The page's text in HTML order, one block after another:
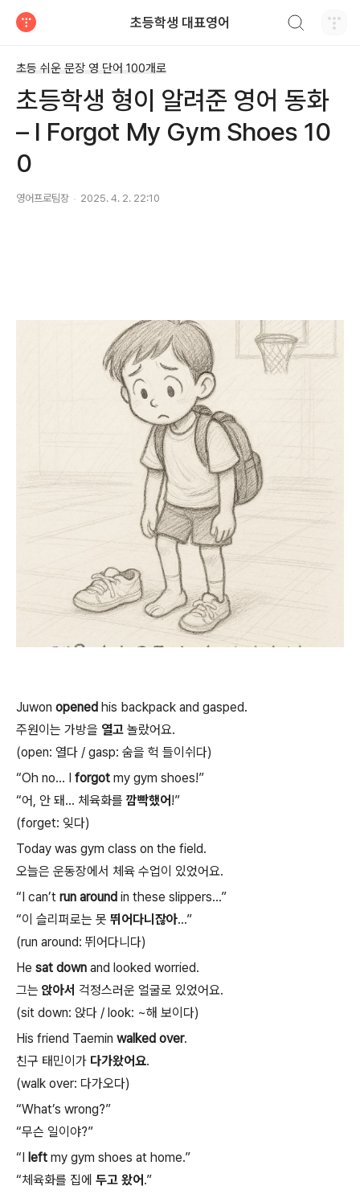
초등학생 대표영어
초등 쉬운 문장 영 단어 100개로
초등학생 형이 알려준 영어 동화
– I Forgot My Gym Shoes 10
0
영어프로팀장 2025. 4. 2. 22:10
Juwon opened his backpack and gasped.
주원이는 가방을 열고 놀랐어요.
(open: 열다 / gasp: 숨을 헉 들이쉬다)
“Oh no… I forgot my gym shoes!”
“어, 안 돼… 체육화를 깜빡했어!”
(forget: 잊다)
Today was gym class on the field.
오늘은 운동장에서 체육 수업이 있었어요.
“I can’t run around in these slippers…”
“이 슬리퍼로는 못 뛰어다니잖아…”
(run around: 뛰어다니다)
He sat down and looked worried.
그는 앉아서 걱정스러운 얼굴로 있었어요.
(sit down: 앉다 / look: ~해 보이다)
His friend Taemin walked over.
친구 태민이가 다가왔어요.
(walk over: 다가오다)
“What’s wrong?”
“무슨 일이야?”
“I left my gym shoes at home.”
“체육화를 집에 두고 왔어.”